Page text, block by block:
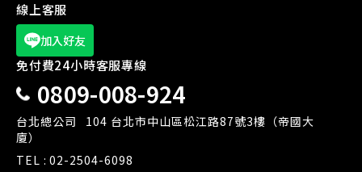
線上客服
加入好友
免付費24小時客服專線
0809-008-924
台北總公司
104 台北市中山區松江路87號3樓（帝國大
廈）
TEL : 02-2504-6098